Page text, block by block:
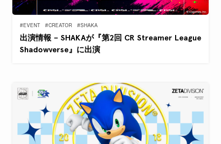
#EVENT #CREATOR #SHAKA
出演情報 – SHAKAが『第2回 CR Streamer League
Shadowverse』に出演